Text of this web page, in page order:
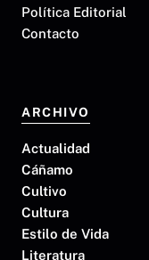
Política Editorial
Contacto
ARCHIVO
Actualidad
Cáñamo
Cultivo
Cultura
Estilo de Vida
Literatura